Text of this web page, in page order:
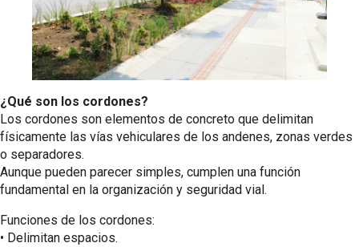
¿Qué son los cordones?
Los cordones son elementos de concreto que delimitan
físicamente las vías vehiculares de los andenes, zonas verdes
o separadores.
Aunque pueden parecer simples, cumplen una función
fundamental en la organización y seguridad vial.
Funciones de los cordones:
•⁠ ⁠Delimitan espacios.